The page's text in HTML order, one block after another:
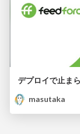
デプロイで止ま
masutaka